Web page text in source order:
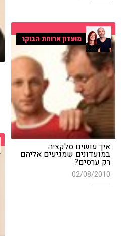
מועדון ארוחת הבוקר
איך עושים סלקציה
במועדונים שמגיעים אליהם
רק ערסים?
02/08/2010